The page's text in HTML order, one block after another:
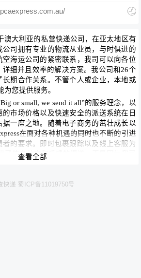

澳大利亚的私营快递公司，在亚太地区有
司拥有专业的物流从业员，与时俱进的
海运公司的紧密联系，我司可以向各位
细并且效率的解决方案。我公司和26个
长期合作关系。不管个人或企业，本地或
为您提供服务。
or small, we send it all”的服务理念，以
的市场价格以及快速安全的派送系统在日
一席之地。随着电子商务的茁壮成长以
在面对各种机遇的同时也不断的引进
的要求。即时包裹跟踪以及线上客服为
了信息共享和反馈的渠道。正是因为我司
至澳大利亚的专线运输，而且凭着常年累
查看全部
快递 蜀ICP备11019750号